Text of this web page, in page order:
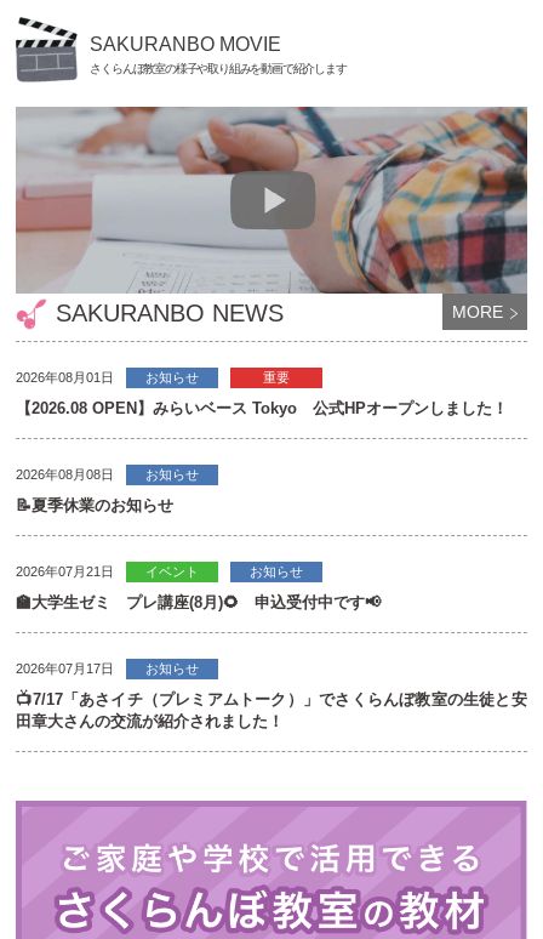
SAKURANBO NEWS MORE
2026年08月01日 お知らせ 重要
【2026.08 OPEN】みらいベース Tokyo 公式HPオープンしました！
2026年08月08日 お知らせ
📝夏季休業のお知らせ
2026年07月21日 イベント お知らせ
🏫大学生ゼミ プレ講座(8月)🌻 申込受付中です📢
2026年07月17日 お知らせ
📺7/17「あさイチ（プレミアムトーク）」でさくらんぼ教室の生徒と安
田章大さんの交流が紹介されました！
SAKURANBO MOVIE
さくらんぼ教室の様子や取り組みを動画で紹介します